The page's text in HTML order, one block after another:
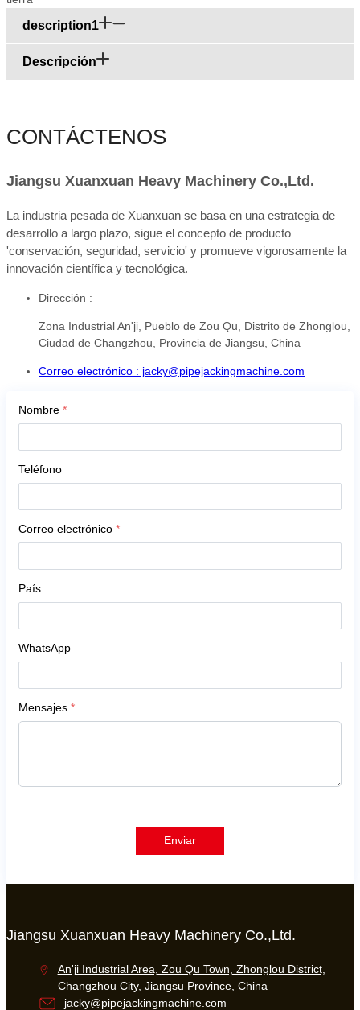
description1
Descripción
CONTÁCTENOS
Jiangsu Xuanxuan Heavy Machinery Co.,Ltd.
La industria pesada de Xuanxuan se basa en una estrategia de
desarrollo a largo plazo, sigue el concepto de producto
'conservación, seguridad, servicio' y promueve vigorosamente la
innovación científica y tecnológica.
Dirección :
Zona Industrial An'ji, Pueblo de Zou Qu, Distrito de Zhonglou,
Ciudad de Changzhou, Provincia de Jiangsu, China
Correo electrónico : jacky@pipejackingmachine.com
Nombre *
Teléfono
Correo electrónico *
País
WhatsApp
Mensajes *
Enviar
Jiangsu Xuanxuan Heavy Machinery Co.,Ltd.
An'ji Industrial Area, Zou Qu Town, Zhonglou District,
Changzhou City, Jiangsu Province, China
jacky@pipejackingmachine.com